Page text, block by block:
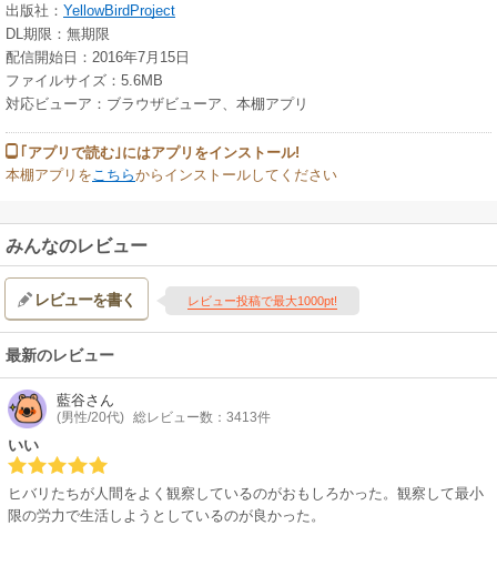
出版社： YellowBirdProject
DL期限：無期限
配信開始日：2016年7月15日
ファイルサイズ：5.6MB
対応ビューア：ブラウザビューア、本棚アプリ
｢アプリで読む｣にはアプリをインストール!
本棚アプリを こちらからインストールしてください
みんなのレビュー
レビューを書く レビュー投稿で最大1000pt!
最新のレビュー
藍谷さん
(男性/20代) 総レビュー数：3413件
いい
ヒバリたちが人間をよく観察しているのがおもしろかった。観察して最小
限の労力で生活しようとしているのが良かった。